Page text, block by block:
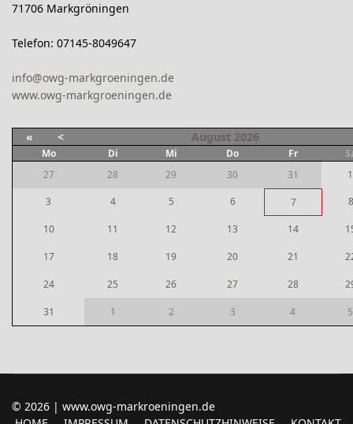
71706 Markgröningen
Telefon: 07145-8049647
info@owg-markgroeningen.de
www.owg-markgroeningen.de
« < August 2026
Mo Di Mi Do Fr
27
28 29 30 31
1
3
4 5 6 7 8
10 11 12 13 14
17 18 19 20 21
24 25 26 27 28
31 1 2 3 4 5
© 2026 | www.owg-markroeningen.de